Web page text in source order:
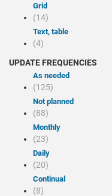
Grid
(14)
Text, table
(4)
UPDATE FREQUENCIES
As needed
(125)
Not planned
(88)
Monthly
(23)
Daily
(20)
Continual
(8)